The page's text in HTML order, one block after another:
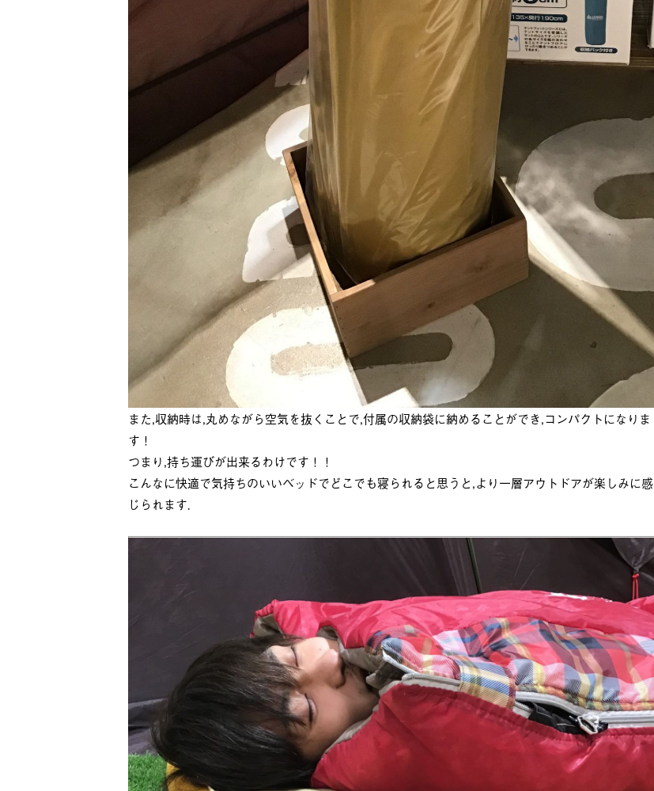
また,収納時は,丸めながら空気を抜くことで,付属の収納袋に納めることができ,コンパクトになりま
す！
つまり,持ち運びが出来るわけです！！
こんなに快適で気持ちのいいベッドでどこでも寝られると思うと,より一層アウトドアが楽しみに感
じられます．